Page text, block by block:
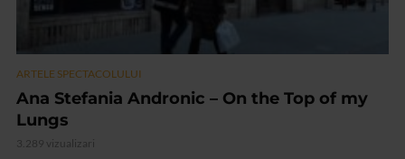
ARTELE SPECTACOLULUI
Ana Stefania Andronic – On the Top of my
Lungs
3.289 vizualizari